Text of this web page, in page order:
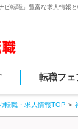
ビ転職」豊富な求人情報
転職フェ
転職・求人情報TOP